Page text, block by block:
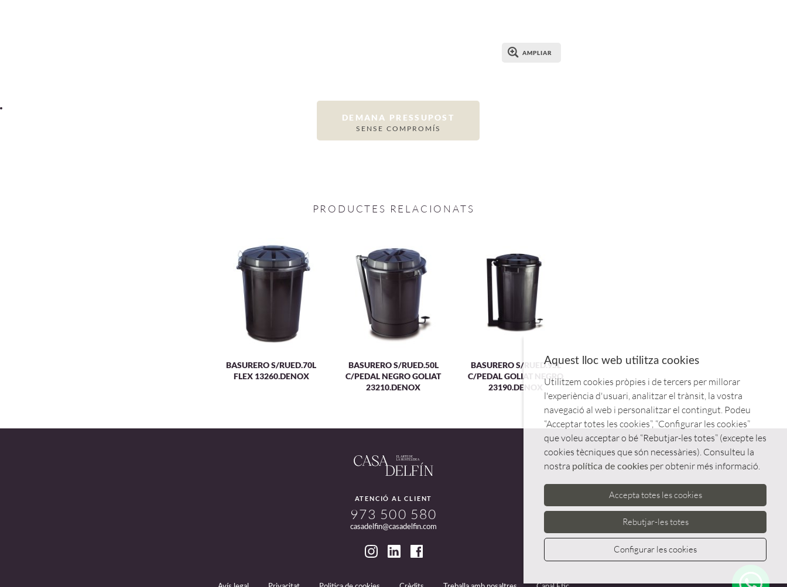
AMPLIAR
DEMANA PRESSUPOST
SENSE COMPROMÍS
PRODUCTES RELACIONATS
BASURERO S/RUED.70L
FLEX 13260.DENOX
BASURERO S/RUED.50L
C/PEDAL NEGRO GOLIAT
23210.DENOX
BASURERO S/RUED.95L
C/PEDAL GOLIAT NEGRO
23190.DENOX
ATENCIÓ AL CLIENT
973 500 580
casadelfin@casadelfin.com
Aquest lloc web utilitza cookies
Utilitzem cookies pròpies i de tercers per millorar
l'experiència d'usuari, analitzar el trànsit, la vostra
navegació al web i personalitzar el contingut. Podeu
“Acceptar totes les cookies”, “Configurar les cookies”
que voleu acceptar o bé “Rebutjar-les totes” (excepte les
cookies tècniques que són necessàries). Consulteu la
nostra política de cookies per obtenir més informació.
Accepta totes les cookies
Rebutjar-les totes
Configurar les cookies